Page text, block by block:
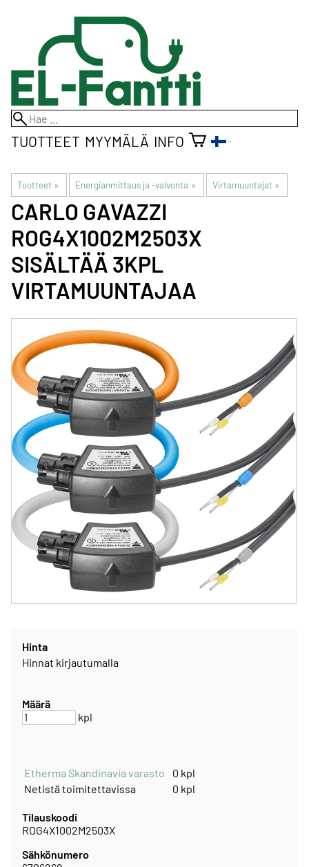
TUOTTEET MYYMÄLÄ INFO
Tuotteet ‪» Energianmittaus ja -valvonta ‪» Virtamuuntajat ‪»
CARLO GAVAZZI
ROG4X1002M2503X
SISÄLTÄÄ 3KPL
VIRTAMUUNTAJAA
Hinta
Hinnat kirjautumalla
Määrä
kpl
Etherma Skandinavia varasto
0 kpl
Netistä toimitettavissa
0 kpl
Tilauskoodi
ROG4X1002M2503X
Sähkönumero